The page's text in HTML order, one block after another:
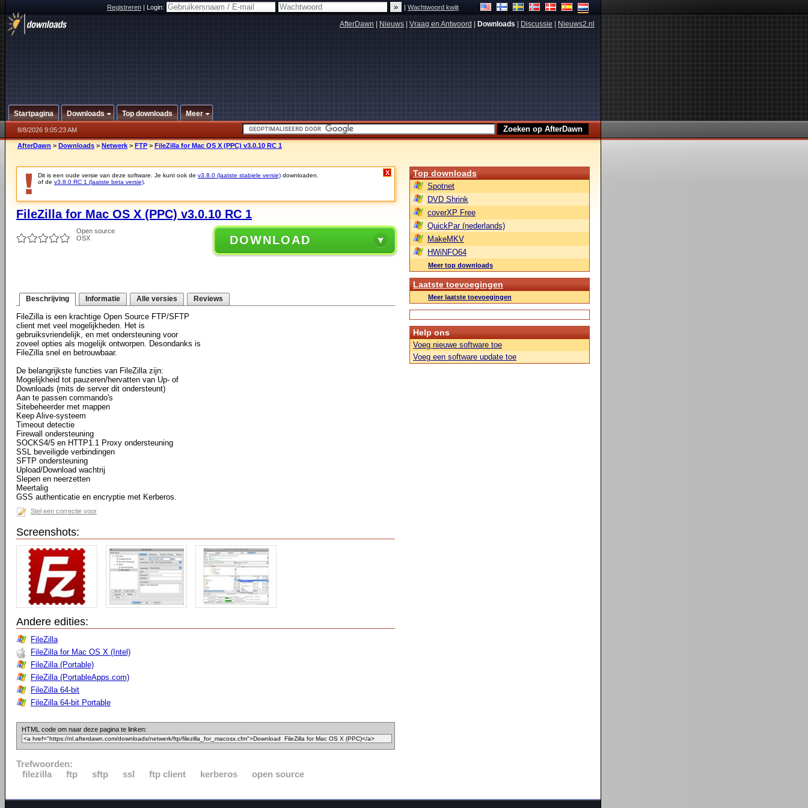
Registreren|Login: |Wachtwoord kwijt
AfterDawn Nieuws Vraag en Antwoord Downloads Discussie Nieuws2.nl
Startpagina Downloads Top downloads Meer
8/8/2026 9:05:23 AM
AfterDawn > Downloads > Netwerk > FTP > FileZilla for Mac OS X (PPC) v3.0.10 RC 1
Dit is een oude versie van deze software. Je kunt ook de v3.8.0 (laatste stabiele versie) downloaden.
of de v3.8.0 RC 1 (laatste beta versie)
X
FileZilla for Mac OS X (PPC) v3.0.10 RC 1
Open source
OSX
DOWNLOAD
Beschrijving Informatie Alle versies Reviews
FileZilla is een krachtige Open Source FTP/SFTP
client met veel mogelijkheden. Het is
gebruiksvriendelijk, en met ondersteuning voor
zoveel opties als mogelijk ontworpen. Desondanks is
FileZilla snel en betrouwbaar.
De belangrijkste functies van FileZilla zijn:
Mogelijkheid tot pauzeren/hervatten van Up- of
Downloads (mits de server dit ondersteunt)
Aan te passen commando's
Sitebeheerder met mappen
Keep Alive-systeem
Timeout detectie
Firewall ondersteuning
SOCKS4/5 en HTTP1.1 Proxy ondersteuning
SSL beveiligde verbindingen
SFTP ondersteuning
Upload/Download wachtrij
Slepen en neerzetten
Meertalig
GSS authenticatie en encryptie met Kerberos.
Stel een correctie voor
Screenshots:
Andere edities:
FileZilla
FileZilla for Mac OS X (Intel)
FileZilla (Portable)
FileZilla (PortableApps.com)
FileZilla 64-bit
FileZilla 64-bit Portable
HTML code om naar deze pagina te linken:
Trefwoorden:
filezilla
ftp sftp ssl ftp client kerberos open source
Top downloads
Spotnet
DVD Shrink
coverXP Free
QuickPar (nederlands)
MakeMKV
HWiNFO64
Meer top downloads
Laatste toevoegingen
Meer laatste toevoegingen
Help ons
Voeg nieuwe software toe
Voeg een software update toe